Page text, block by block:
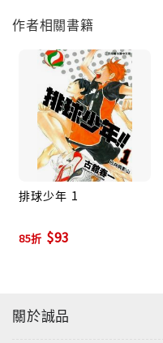
作者相關書籍
排球少年 1
85折 $93
關於誠品